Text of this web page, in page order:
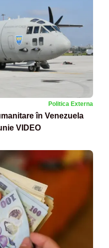
Politica Externa
în Venezuela
VIDEO